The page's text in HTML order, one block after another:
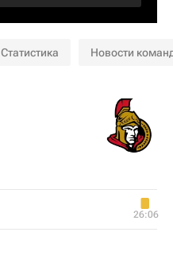
Статистика Новости
26:06